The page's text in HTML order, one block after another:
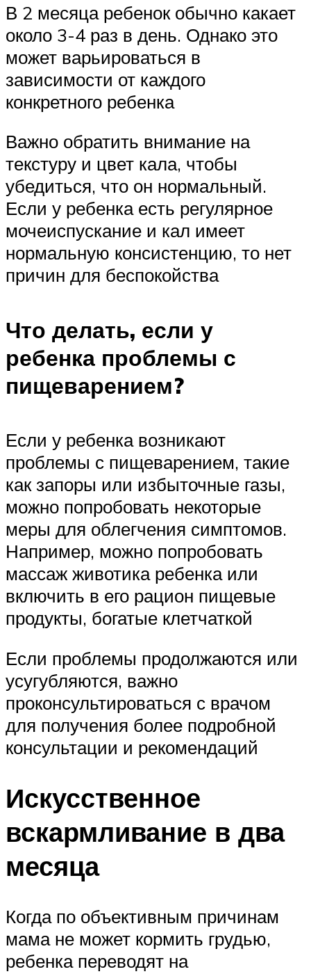
В 2 месяца ребенок обычно какает
около 3-4 раз в день. Однако это
может варьироваться в
зависимости от каждого
конкретного ребенка
Важно обратить внимание на
текстуру и цвет кала, чтобы
убедиться, что он нормальный.
Если у ребенка есть регулярное
мочеиспускание и кал имеет
нормальную консистенцию, то нет
причин для беспокойства
Что делать, если у
ребенка проблемы с
пищеварением?
Если у ребенка возникают
проблемы с пищеварением, такие
как запоры или избыточные газы,
можно попробовать некоторые
меры для облегчения симптомов.
Например, можно попробовать
массаж животика ребенка или
включить в его рацион пищевые
продукты, богатые клетчаткой
Если проблемы продолжаются или
усугубляются, важно
проконсультироваться с врачом
для получения более подробной
консультации и рекомендаций
Искусственное
вскармливание в два
месяца
Когда по объективным причинам
мама не может кормить грудью,
ребенка переводят на